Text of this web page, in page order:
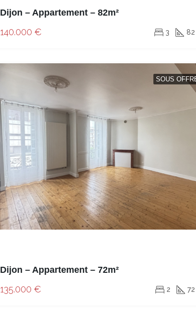
Dijon – Appartement – 82m²
140.000 € 3 82
SOUS
Dijon – Appartement – 72m²
135.000 € 2 72